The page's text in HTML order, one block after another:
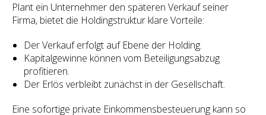
Plant ein Unternehmer den späteren Verkauf seiner
Firma, bietet die Holdingstruktur klare Vorteile:
Der Verkauf erfolgt auf Ebene der Holding.
Kapitalgewinne können vom Beteiligungsabzug
profitieren.
Der Erlös verbleibt zunächst in der Gesellschaft.
Eine sofortige private Einkommensbesteuerung kann so